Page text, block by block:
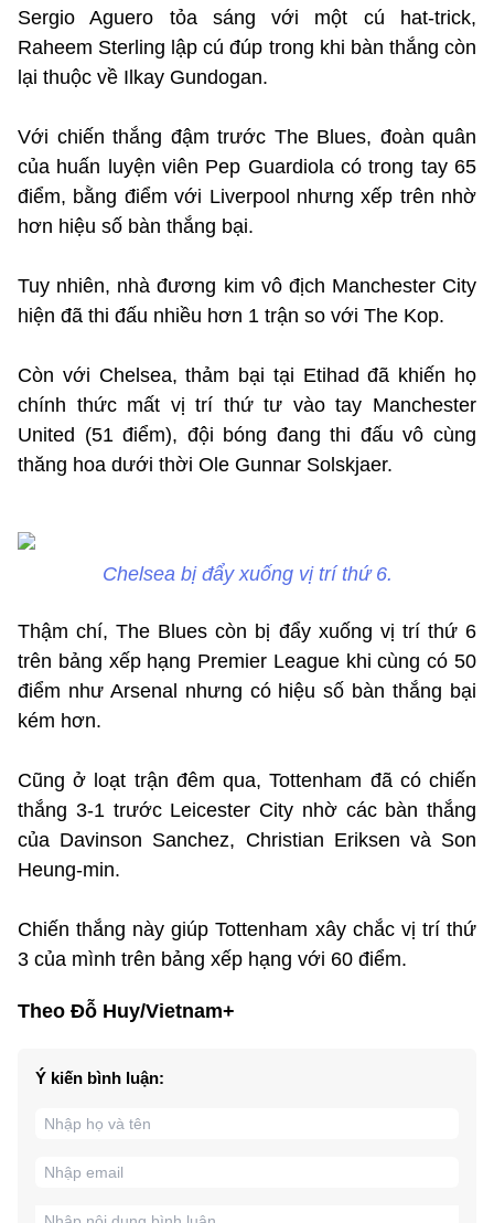
Sergio Aguero tỏa sáng với một cú hat-trick,
Raheem Sterling lập cú đúp trong khi bàn thắng còn
lại thuộc về Ilkay Gundogan.
Với chiến thắng đậm trước The Blues, đoàn quân
của huấn luyện viên Pep Guardiola có trong tay 65
điểm, bằng điểm với Liverpool nhưng xếp trên nhờ
hơn hiệu số bàn thắng bại.
Tuy nhiên, nhà đương kim vô địch Manchester City
hiện đã thi đấu nhiều hơn 1 trận so với The Kop.
Còn với Chelsea, thảm bại tại Etihad đã khiến họ
chính thức mất vị trí thứ tư vào tay Manchester
United (51 điểm), đội bóng đang thi đấu vô cùng
thăng hoa dưới thời Ole Gunnar Solskjaer.
Chelsea bị đẩy xuống vị trí thứ 6.
Thậm chí, The Blues còn bị đẩy xuống vị trí thứ 6
trên bảng xếp hạng Premier League khi cùng có 50
điểm như Arsenal nhưng có hiệu số bàn thắng bại
kém hơn.
Cũng ở loạt trận đêm qua, Tottenham đã có chiến
thắng 3-1 trước Leicester City nhờ các bàn thắng
của Davinson Sanchez, Christian Eriksen và Son
Heung-min.
Chiến thắng này giúp Tottenham xây chắc vị trí thứ
3 của mình trên bảng xếp hạng với 60 điểm.
Theo Đỗ Huy/Vietnam+
Ý kiến bình luận: